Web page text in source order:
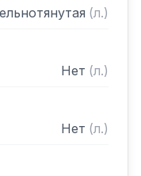
(л.)
Нет (л.)
Нет (л.)